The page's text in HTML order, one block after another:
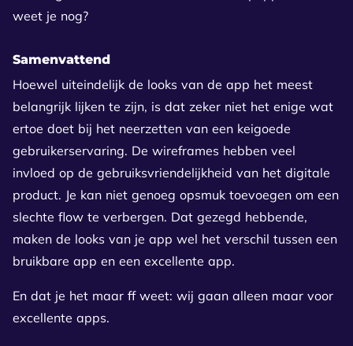
weet je nog?
Samenvattend
Hoewel uiteindelijk de looks van de app het meest
belangrijk lijken te zijn, is dat zeker niet het enige wat
ertoe doet bij het neerzetten van een keigoede
gebruikerservaring. De wireframes hebben veel
invloed op de gebruiksvriendelijkheid van het digitale
product. Je kan niet genoeg opsmuk toevoegen om een
slechte flow te verbergen. Dat gezegd hebbende,
maken de looks van je app wel het verschil tussen een
bruikbare app en een excellente app.
En dat je het maar ff weet: wij gaan alleen maar voor
excellente apps.